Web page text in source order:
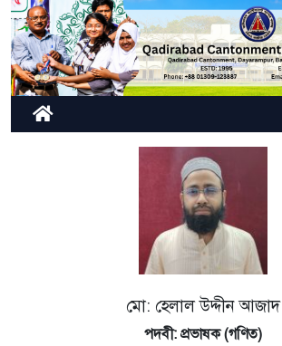
মো: হেলাল উদ্দীন আজাদ
পদবী: প্রভাষক (গণিত)